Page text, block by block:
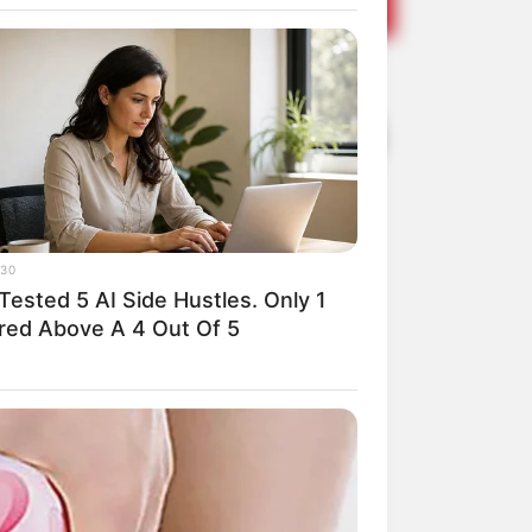
de 20 fuzis
em
Seguro.
ShareFacebook
5 AI Side Hustles. Only 1
Above A 4 Out Of 5